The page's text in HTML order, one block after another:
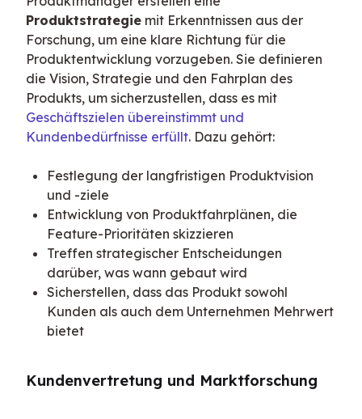
Produktstrategie mit Erkenntnissen aus der
Forschung, um eine klare Richtung für die
Produktentwicklung vorzugeben. Sie definieren
die Vision, Strategie und den Fahrplan des
Geschäftszielen übereinstimmt und
Kundenbedürfnisse erfüllt. Dazu gehört:
Festlegung der langfristigen Produktvision
und -ziele
Entwicklung von Produktfahrplänen, die
Feature-Prioritäten skizzieren
Treffen strategischer Entscheidungen
darüber, was wann gebaut wird
Sicherstellen, dass das Produkt sowohl
Kunden als auch dem Unternehmen Mehrwert
bietet
Kundenvertretung und Marktforschung